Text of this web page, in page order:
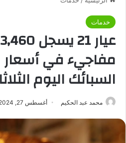
خدمات
مفاجيء في
السبائك اليوم
محمد عبد الحكيم أغسطس 27, 2024